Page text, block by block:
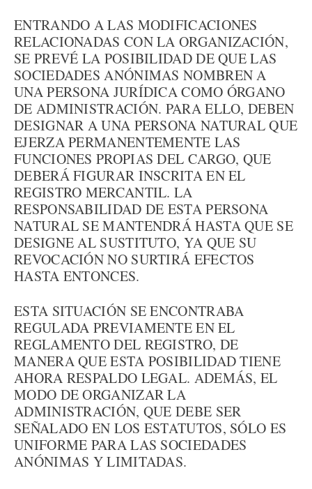
ENTRANDO A LAS MODIFICACIONES
RELACIONADAS CON LA ORGANIZACIÓN,
SE PREVÉ LA POSIBILIDAD DE QUE LAS
SOCIEDADES ANÓNIMAS NOMBREN A
UNA PERSONA JURÍDICA COMO ÓRGANO
DE ADMINISTRACIÓN. PARA ELLO, DEBEN
DESIGNAR A UNA PERSONA NATURAL QUE
EJERZA PERMANENTEMENTE LAS
FUNCIONES PROPIAS DEL CARGO, QUE
DEBERÁ FIGURAR INSCRITA EN EL
REGISTRO MERCANTIL. LA
RESPONSABILIDAD DE ESTA PERSONA
NATURAL SE MANTENDRÁ HASTA QUE SE
DESIGNE AL SUSTITUTO, YA QUE SU
REVOCACIÓN NO SURTIRÁ EFECTOS
HASTA ENTONCES.
ESTA SITUACIÓN SE ENCONTRABA
REGULADA PREVIAMENTE EN EL
REGLAMENTO DEL REGISTRO, DE
MANERA QUE ESTA POSIBILIDAD TIENE
AHORA RESPALDO LEGAL. ADEMÁS, EL
MODO DE ORGANIZAR LA
ADMINISTRACIÓN, QUE DEBE SER
SEÑALADO EN LOS ESTATUTOS, SÓLO ES
UNIFORME PARA LAS SOCIEDADES
ANÓNIMAS Y LIMITADAS.